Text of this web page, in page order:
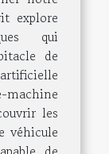
explore
qui
de
les
véhicule